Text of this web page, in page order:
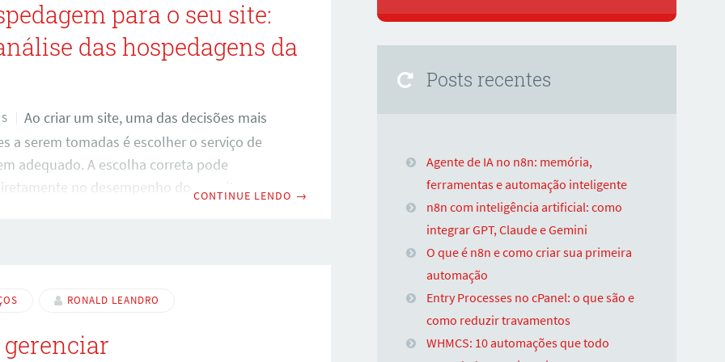
para o seu site:
das hospedagens da
Ao criar um site, uma das decisões mais
a serem tomadas é escolher o serviço de
adequado. A escolha correta pode
no desempenho do seu site, na
hospedagem de sites, oferecendo uma
CONTINUE LENDO →
RONALD LEANDRO
gerenciar
Posts recentes
Agente de IA no n8n: memória,
ferramentas e automação inteligente
n8n com inteligência artificial: como
integrar GPT, Claude e Gemini
O que é n8n e como criar sua primeira
automação
Entry Processes no cPanel: o que são e
como reduzir travamentos
WHMCS: 10 automações que todo